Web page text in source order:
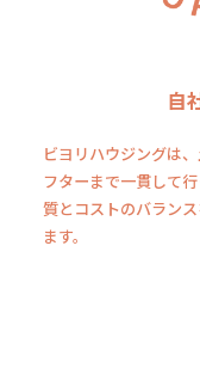
自
ビヨリハウジングは
フターまで一貫して
質とコストのバラン
ます。